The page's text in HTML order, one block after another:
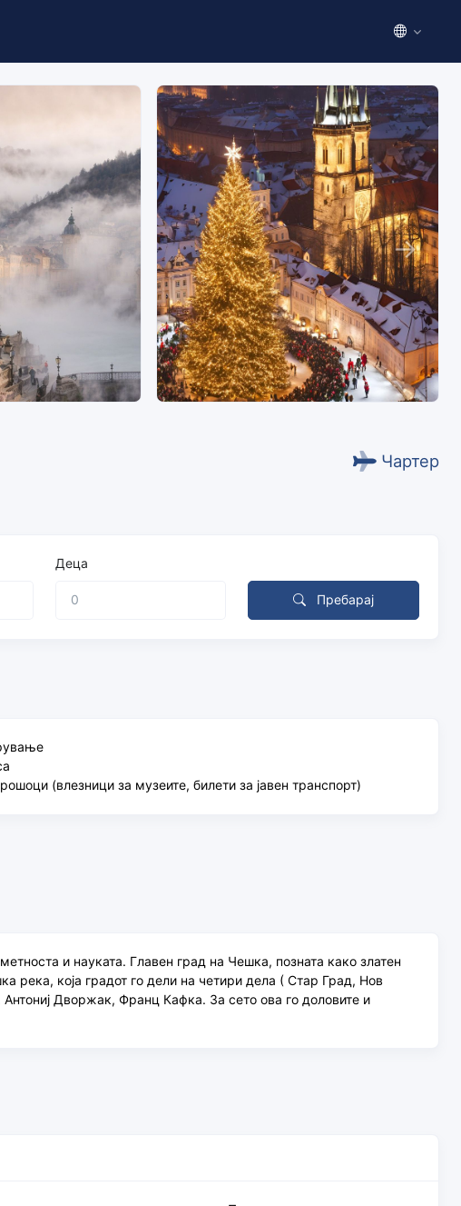
Чартер
Деца
Пребарај
(влезници за музеите, билети за јавен транспорт)
и науката. Главен град на Чешка, позната како златен
река, која градот го дели на четири дела ( Стар Град, Нов
Дворжак, Франц Кафка. За сето ова го доловите и